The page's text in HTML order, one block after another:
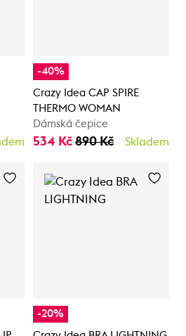
-40%
Crazy Idea CAP SPIRE
THERMO WOMAN
Dámská čepice
534 Kč 890 Kč Skladem
-20%